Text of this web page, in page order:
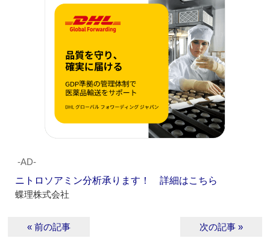
‐AD‐
ニトロソアミン分析承ります！ 詳細はこちら
蝶理株式会社
« 前の記事 次の記事 »